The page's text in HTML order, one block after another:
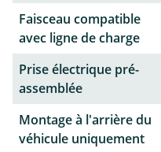
Faisceau compatible
avec ligne de charge
Prise électrique pré-
assemblée
Montage à l'arrière du
véhicule uniquement